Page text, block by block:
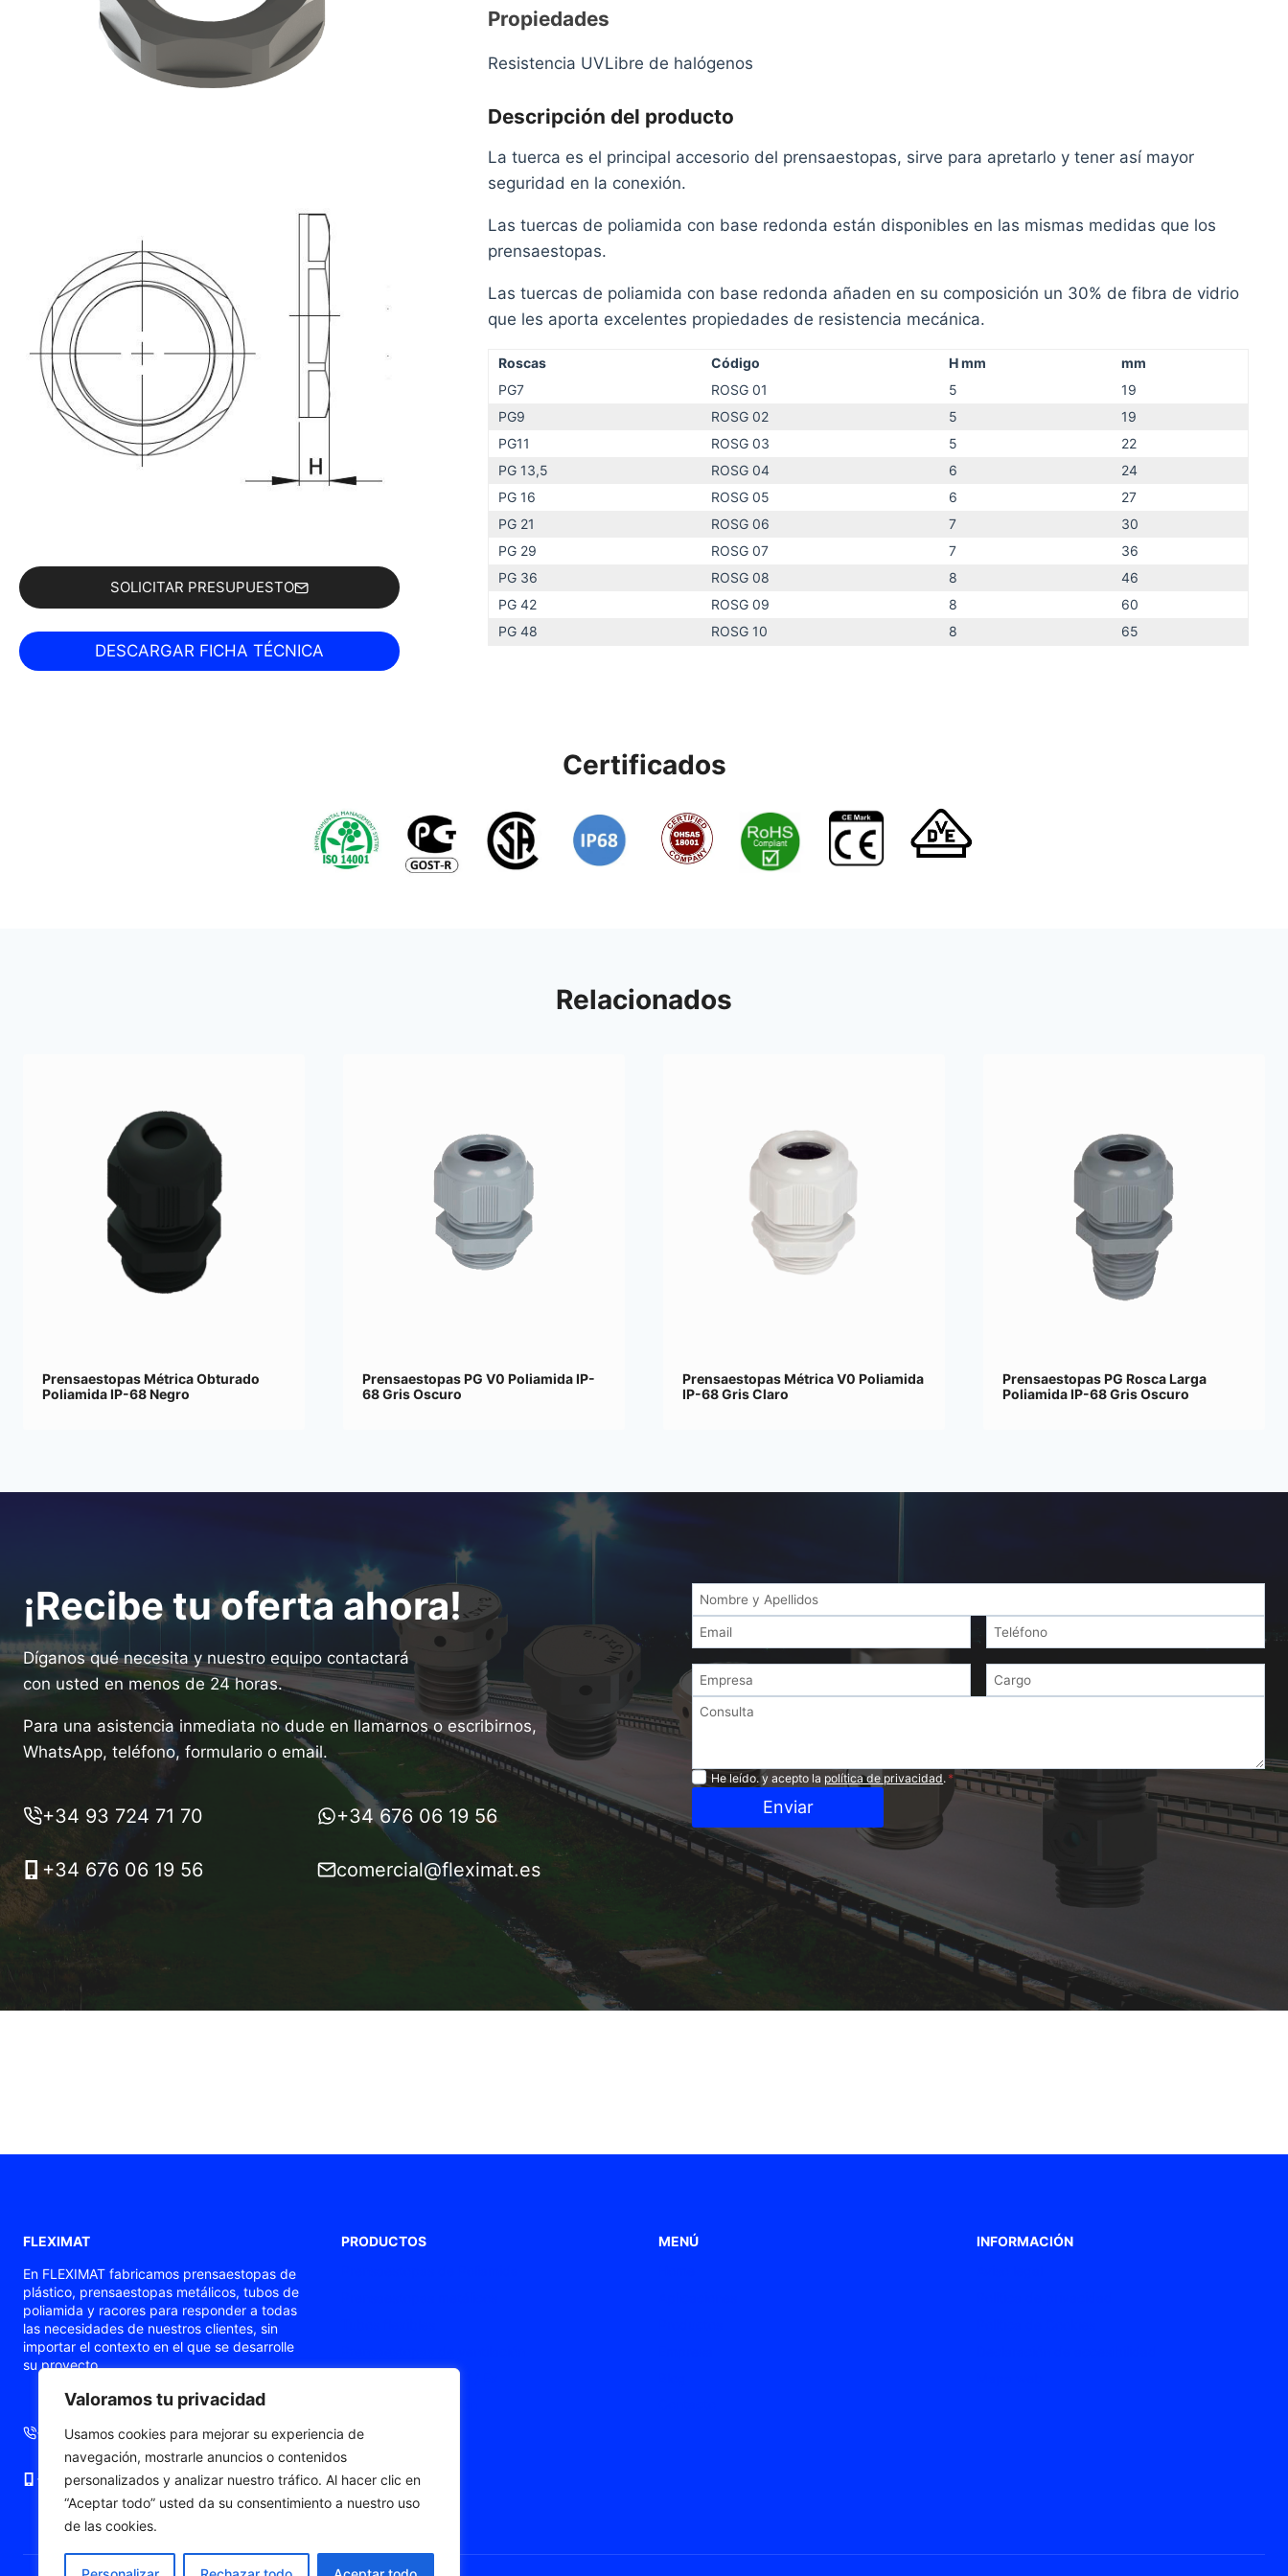
Valoramos tu privacidad
Usamos cookies para mejorar su experiencia de
navegación, mostrarle anuncios o contenidos
personalizados y analizar nuestro tráfico. Al hacer clic en
“Aceptar todo” usted da su consentimiento a nuestro uso
de las cookies.
SOLICITAR PRESUPUESTO
Propiedades
Resistencia UVLibre de halógenos
Descripción del producto
La tuerca es el principal accesorio del prensaestopas, sirve para apretarlo y tener así mayor
seguridad en la conexión.
Las tuercas de poliamida con base redonda están disponibles en las mismas medidas que los
prensaestopas.
Las tuercas de poliamida con base redonda añaden en su composición un 30% de fibra de vidrio
que les aporta excelentes propiedades de resistencia mecánica.
Roscas Código H mm
mm
PG7
ROSG 01 5
19
PG9
ROSG 02 5
19
PG11
ROSG 03 5
22
PG 13,5
ROSG 04 6
24
PG 16
ROSG 05 6
27
PG 21
ROSG 06 7
30
PG 29
ROSG 07 7
36
PG 36
ROSG 08 8
46
PG 42
ROSG 09 8
60
PG 48
ROSG 10 8 65
Certificados
Relacionados
Prensaestopas Métrica Obturado
Poliamida IP-68 Negro
Prensaestopas PG V0 Poliamida IP-
68 Gris Oscuro
Prensaestopas Métrica V0 Poliamida
IP-68 Gris Claro
Prensaestopas PG Rosca Larga
Poliamida IP-68 Gris Oscuro
¡Recibe tu oferta ahora!
Díganos qué necesita y nuestro equipo contactará
con usted en menos de 24 horas.
Para una asistencia inmediata no dude en llamarnos o escribirnos,
WhatsApp, teléfono, formulario o email.
+34 93 724 71 70 +34 676 06 19 56
+34 676 06 19 56 comercial@fleximat.es
Privacidad
He leído. y acepto la política de privacidad. *
Enviar
FLEXIMAT
En FLEXIMAT fabricamos prensaestopas de
plástico, prensaestopas metálicos, tubos de
poliamida y racores para responder a todas
las necesidades de nuestros clientes, sin
importar el contexto en el que se desarrolle
su proyecto.
+34 93 724 71 70 +34 676 06 19 56
+34 676 06 19 56 comercial@fleximat.es
PRODUCTOS
Prensaestopas ATEX / Ex
MENÚ
INFORMACIÓN